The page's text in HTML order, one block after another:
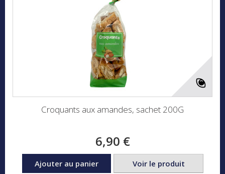
Croquants aux amandes, sachet 200G
6,90 €
Ajouter au panier Voir le produit